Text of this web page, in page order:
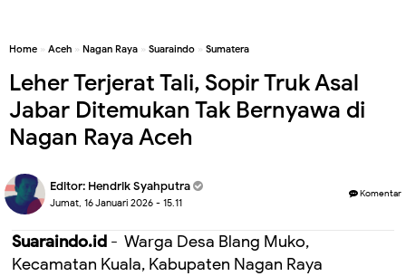
Home » Aceh » Nagan Raya » Suaraindo » Sumatera
Leher Terjerat Tali, Sopir Truk Asal
Jabar Ditemukan Tak Bernyawa di
Nagan Raya Aceh
Editor: Hendrik Syahputra
Jumat, 16 Januari 2026 - 15.11
Komentar
Suaraindo.id - Warga Desa Blang Muko,
Kecamatan Kuala, Kabupaten Nagan Raya